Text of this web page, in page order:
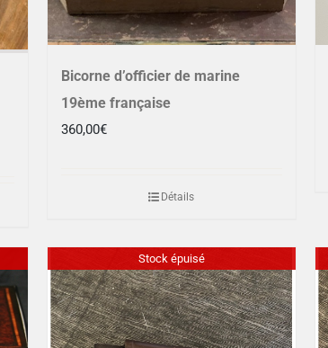
Bicorne d’officier de marine
19ème française
360,00€
Détails
Stock épuisé